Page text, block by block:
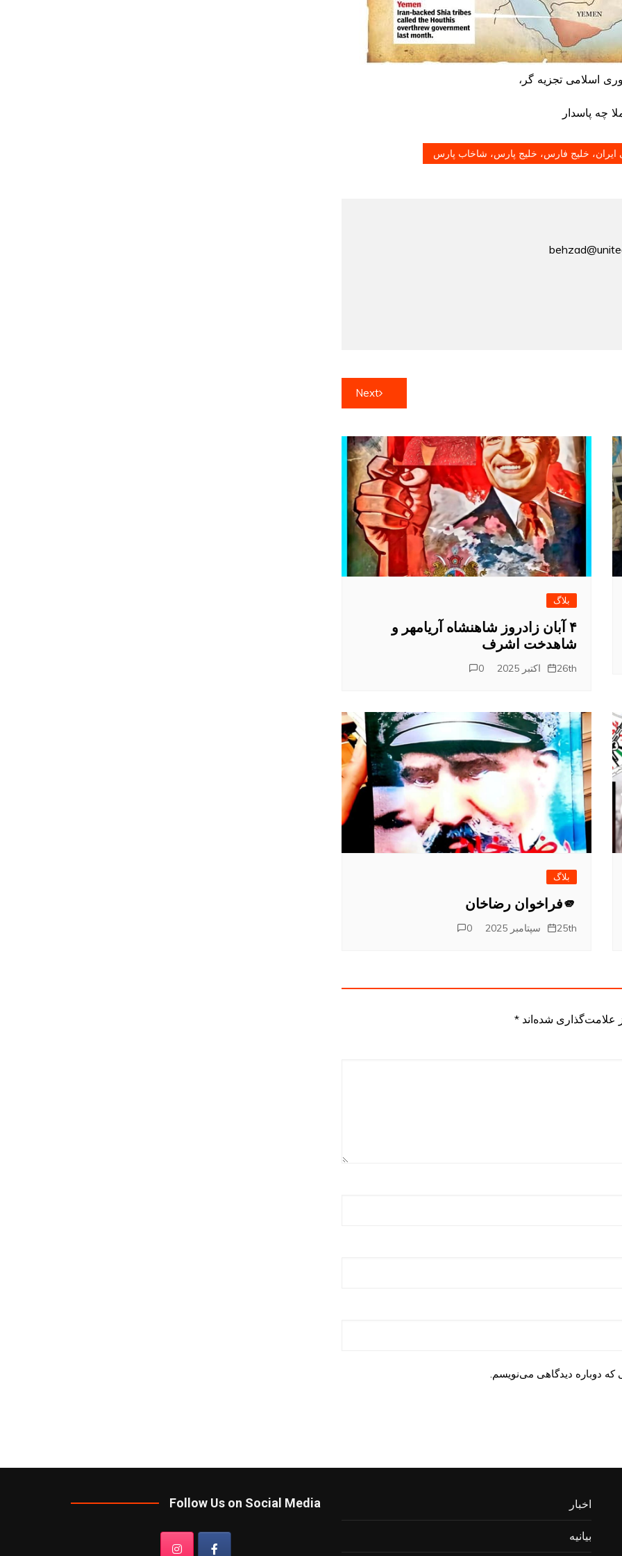
اسلامی تجزیه گر،
چه پاسدار
خلیج فارس، خلیج پارس، شاخاب پارس
Next
بلاگ
۴ آبان زادروز شاهنشاه آریامهر و
شاهدخت اشرف
26th اکتبر 2025 0
بلاگ
🫵فراخوان رضاخان
25th سپتامبر 2025 0
علامت‌گذاری شده‌اند *
که دوباره دیدگاهی می‌نویسم.
اخبار
بیانیه
Follow Us on Social Media